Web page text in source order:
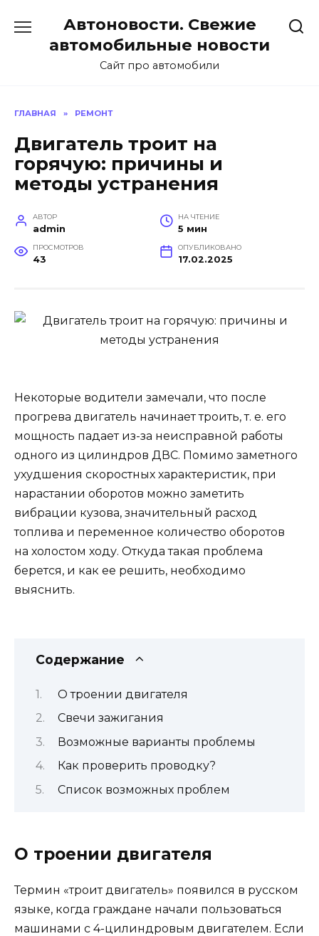
содержанию
Автоновости. Свежие
автомобильные новости
Сайт про автомобили
ГЛАВНАЯ » РЕМОНТ
Двигатель троит на
горячую: причины и
методы устранения
АВТОР
admin
НА ЧТЕНИЕ
5 мин
ПРОСМОТРОВ
43
ОПУБЛИКОВАНО
17.02.2025
Некоторые водители замечали, что после
прогрева двигатель начинает троить, т. е. его
мощность падает из-за неисправной работы
одного из цилиндров ДВС. Помимо заметного
ухудшения скоростных характеристик, при
нарастании оборотов можно заметить
вибрации кузова, значительный расход
топлива и переменное количество оборотов
на холостом ходу. Откуда такая проблема
берется, и как ее решить, необходимо
выяснить.
Содержание
О троении двигателя
Свечи зажигания
Возможные варианты проблемы
Как проверить проводку?
Список возможных проблем
О троении двигателя
Термин «троит двигатель» появился в русском
языке, когда граждане начали пользоваться
машинами с 4-цилиндровым двигателем. Если